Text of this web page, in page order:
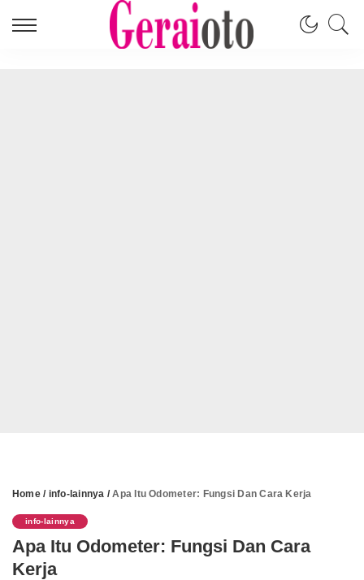
Home/ info-lainnya /Apa Itu Odometer: Fungsi Dan Cara Kerja
info-lainnya
Apa Itu Odometer: Fungsi Dan Cara
Kerja